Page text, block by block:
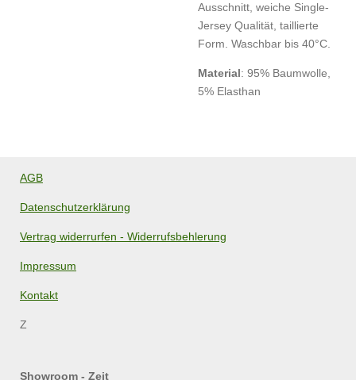
Ausschnitt, weiche Single-
Jersey Qualität, taillierte
Form. Waschbar bis 40°C.
Material: 95% Baumwolle,
5% Elasthan
AGB
Datenschutzerklärung
Vertrag widerrurfen - Widerrufsbehlerung
Impressum
Kontakt
Z
Showroom - Zeit